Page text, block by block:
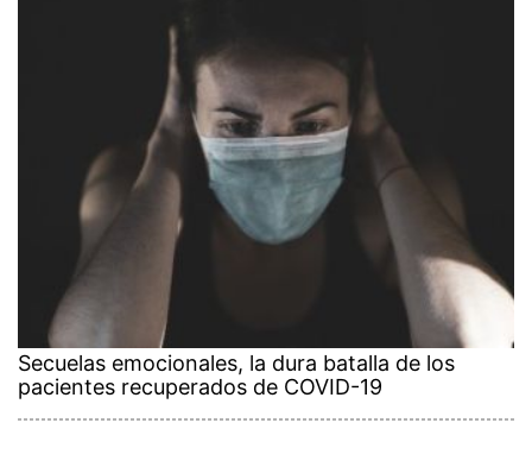
Secuelas emocionales, la dura batalla de los
pacientes recuperados de COVID-19